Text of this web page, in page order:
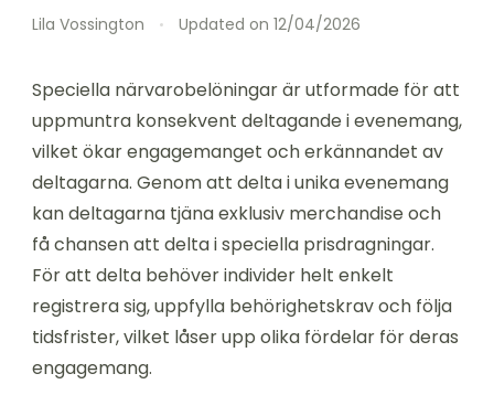
Lila Vossington Updated on 12/04/2026
Speciella närvarobelöningar är utformade för att
uppmuntra konsekvent deltagande i evenemang,
vilket ökar engagemanget och erkännandet av
deltagarna. Genom att delta i unika evenemang
kan deltagarna tjäna exklusiv merchandise och
få chansen att delta i speciella prisdragningar.
För att delta behöver individer helt enkelt
registrera sig, uppfylla behörighetskrav och följa
tidsfrister, vilket låser upp olika fördelar för deras
engagemang.